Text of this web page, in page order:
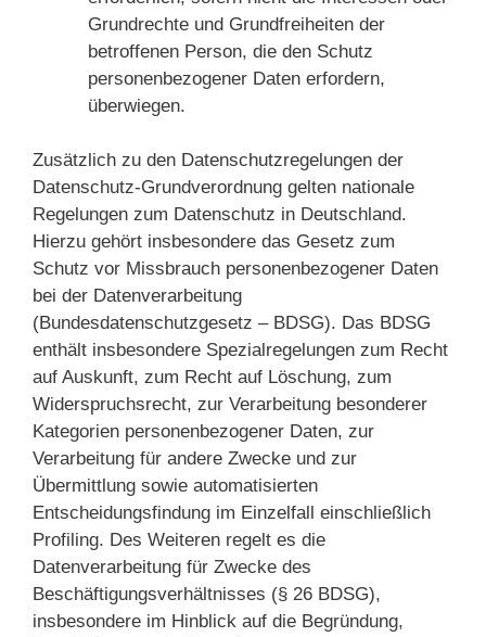
Grundrechte und Grundfreiheiten der
betroffenen Person, die den Schutz
personenbezogener Daten erfordern,
überwiegen.
Zusätzlich zu den Datenschutzregelungen der
Datenschutz-Grundverordnung gelten nationale
Regelungen zum Datenschutz in Deutschland.
Hierzu gehört insbesondere das Gesetz zum
Schutz vor Missbrauch personenbezogener Daten
bei der Datenverarbeitung
(Bundesdatenschutzgesetz – BDSG). Das BDSG
enthält insbesondere Spezialregelungen zum Recht
auf Auskunft, zum Recht auf Löschung, zum
Widerspruchsrecht, zur Verarbeitung besonderer
Kategorien personenbezogener Daten, zur
Verarbeitung für andere Zwecke und zur
Übermittlung sowie automatisierten
Entscheidungsfindung im Einzelfall einschließlich
Profiling. Des Weiteren regelt es die
Datenverarbeitung für Zwecke des
Beschäftigungsverhältnisses (§ 26 BDSG),
insbesondere im Hinblick auf die Begründung,